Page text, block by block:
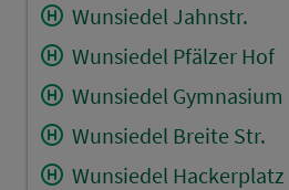
Wunsiedel Jahnstr.
Wunsiedel Pfälzer Hof
Wunsiedel Gymnasium
Wunsiedel Breite Str.
Wunsiedel Hackerplatz